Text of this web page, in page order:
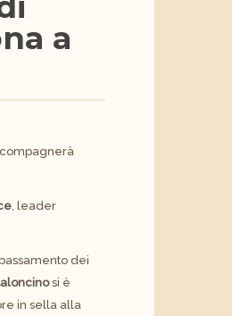
a
, leader
dei
si è
in sella alla